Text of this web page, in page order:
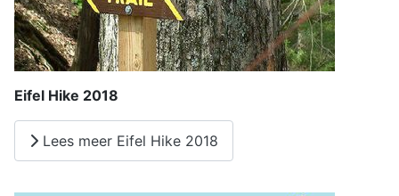
Eifel Hike 2018
Lees meer Eifel Hike 2018